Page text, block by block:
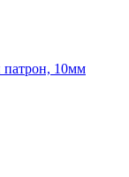
патрон, 10мм